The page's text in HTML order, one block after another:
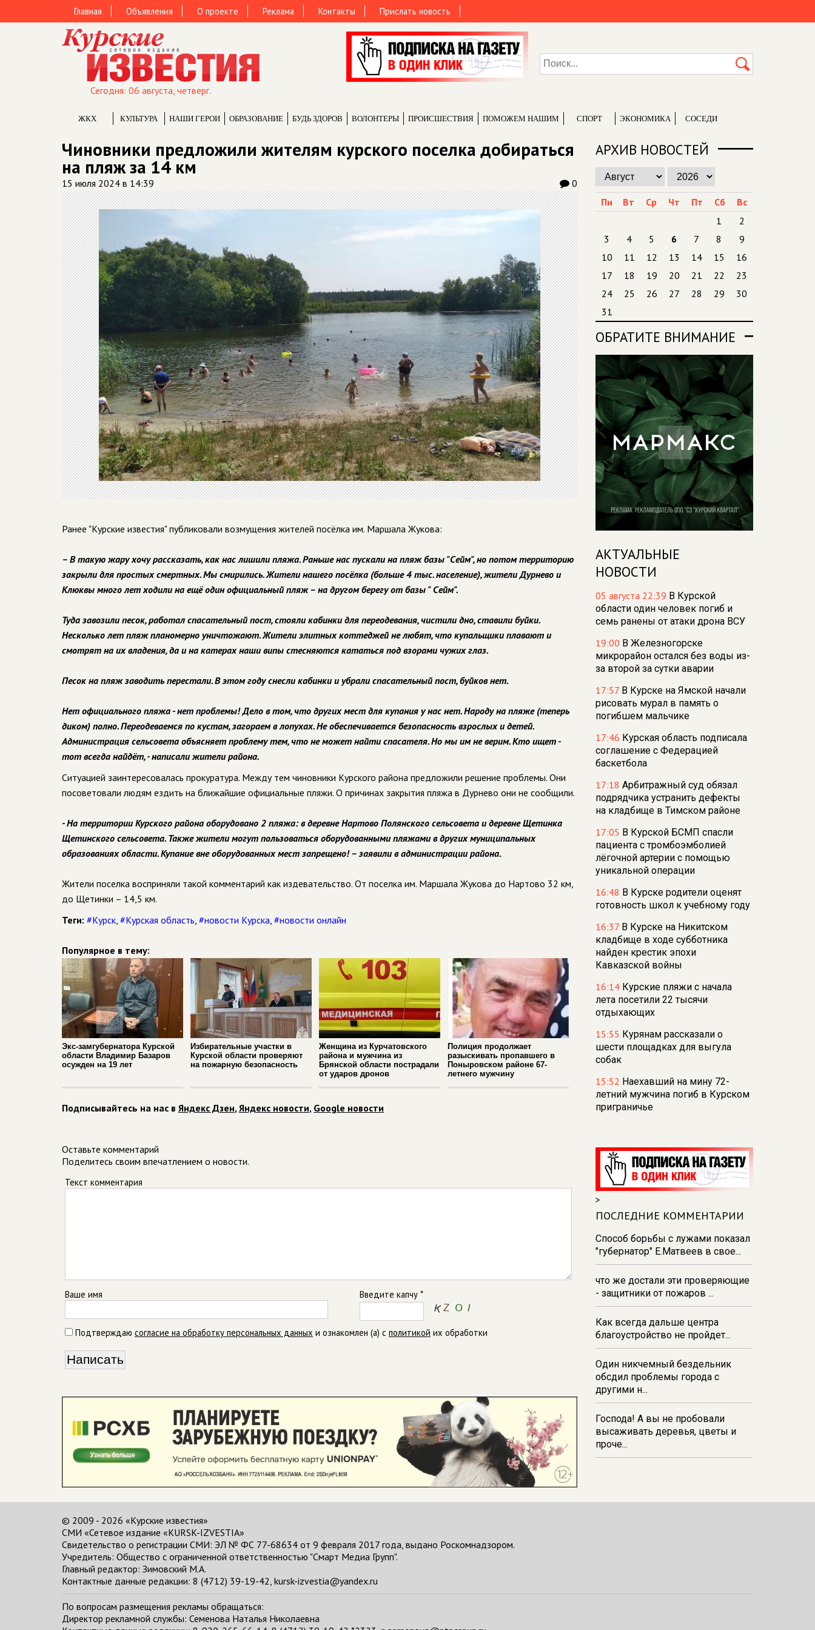
Главная Объявления О проекте Реклама Контакты Прислать новость
Сегодня: 06 августа, четверг.
ЖКХ КУЛЬТУРА НАШИ ГЕРОИ ОБРАЗОВАНИЕ БУДЬ ЗДОРОВ ВОЛОНТЕРЫ ПРОИCШЕСТВИЯ ПОМОЖЕМ НАШИМ СПОРТ ЭКОНОМИКА СОСЕДИ
Чиновники предложили жителям курского поселка добираться
на пляж за 14 км
15 июля 2024 в 14:39 0
Ранее "Курские известия" публиковали возмущения жителей посёлка им. Маршала Жукова:
– В такую жару хочу рассказать, как нас лишили пляжа. Раньше нас пускали на пляж базы "Сейм", но потом территорию
закрыли для простых смертных. Мы смирились. Жители нашего посёлка (больше 4 тыс. население), жители Дурнево и
Клюквы много лет ходили на ещё один официальный пляж – на другом берегу от базы " Сейм".
Туда завозили песок, работал спасательный пост, стояли кабинки для переодевания, чистили дно, ставили буйки.
Несколько лет пляж планомерно уничтожают. Жители элитных коттеджей не любят, что купальщики плавают и
смотрят на их владения, да и на катерах наши випы стесняются кататься под взорами чужих глаз.
Песок на пляж заводить перестали. В этом году снесли кабинки и убрали спасательный пост, буйков нет.
Нет официального пляжа - нет проблемы! Дело в том, что других мест для купания у нас нет. Народу на пляже (теперь
диком) полно. Переодеваемся по кустам, загораем в лопухах. Не обеспечивается безопасность взрослых и детей.
Администрация сельсовета объясняет проблему тем, что не может найти спасателя. Но мы им не верим. Кто ищет -
тот всегда найдёт, - написали жители района.
Ситуацией заинтересовалась прокуратура. Между тем чиновники Курского района предложили решение проблемы. Они
посоветовали людям ездить на ближайшие официальные пляжи. О причинах закрытия пляжа в Дурнево они не сообщили.
- На территории Курского района оборудовано 2 пляжа: в деревне Нартово Полянского сельсовета и деревне Щетинка
Щетинского сельсовета. Также жители могут пользоваться оборудованными пляжами в других муниципальных
образованиях области. Купание вне оборудованных мест запрещено! – заявили в администрации района.
Жители поселка восприняли такой комментарий как издевательство. От поселка им. Маршала Жукова до Нартово 32 км,
до Щетинки – 14,5 км.
Теги: #Курск, #Курская область, #новости Курска, #новости онлайн
Популярное в тему:
Экс-замгубернатора Курской
области Владимир Базаров
осужден на 19 лет
Избирательные участки в
Курской области проверяют
на пожарную безопасность
Женщина из Курчатовского
района и мужчина из
Брянской области пострадали
от ударов дронов
Полиция продолжает
разыскивать пропавшего в
Поныровском районе 67-
летнего мужчину
Подписывайтесь на нас в Яндекс Дзен,Яндекс новости, Google новости
Оставьте комментарий
Поделитесь своим впечатлением о новости.
Текст комментария
Ваше имя Введите капчу *
Подтверждаю согласие на обработку персональных данных и ознакомлен (а) с политикой их обработки
АРХИВ НОВОСТЕЙ
Пн Вт Ср Чт Пт Сб
Вс
1
2
3
4 5 6 7 8
9
10
11 12 13 14 15
16
17
18 19 20 21 22
23
24
25 26 27 28 29
30
31
ОБРАТИТЕ ВНИМАНИЕ
АКТУАЛЬНЫЕ
НОВОСТИ
05 августа 22:39 В Курской
области один человек погиб и
семь ранены от атаки дрона ВСУ
19:00 В Железногорске
микрорайон остался без воды из-
за второй за сутки аварии
17:57 В Курске на Ямской начали
рисовать мурал в память о
погибшем мальчике
17:46 Курская область подписала
соглашение с Федерацией
баскетбола
17:18 Арбитражный суд обязал
подрядчика устранить дефекты
на кладбище в Тимском районе
17:05 В Курской БСМП спасли
пациента с тромбоэмболией
лёгочной артерии с помощью
уникальной операции
16:48 В Курске родители оценят
готовность школ к учебному году
16:37 В Курске на Никитском
кладбище в ходе субботника
найден крестик эпохи
Кавказской войны
16:14 Курские пляжи с начала
лета посетили 22 тысячи
отдыхающих
15:55 Курянам рассказали о
шести площадках для выгула
собак
15:52 Наехавший на мину 72-
летний мужчина погиб в Курском
приграничье
15:30Курский губернатор провел
ежемесячный прием граждан
15:19
устанавливают цветочную арку
«Курские сезоны»
15:01В Курской области от
укусов клещей пострадали 1534
>
ПОСЛЕДНИЕ КОММЕНТАРИИ
Способ борьбы с лужами показал
"губернатор" Е.Матвеев в свое...
что же достали эти проверяющие
- защитники от пожаров ...
Как всегда дальше центра
благоустройство не пройдет...
Один никчемный бездельник
обсдил проблемы города с
другими н...
Господа! А вы не пробовали
высаживать деревья, цветы и
проче...
© 2009 - 2026 «Курские известия»
СМИ «Сетевое издание «KURSK-IZVESTIA»
Свидетельство о регистрации СМИ: ЭЛ № ФС 77-68634 от 9 февраля 2017 года, выдано Роскомнадзором.
Учредитель: Общество с ограниченной ответственностью "Смарт Медиа Групп".
Главный редактор: Зимовский М.А.
Контактные данные редакции: 8 (4712) 39-19-42, kursk-izvestia@yandex.ru
По вопросам размещения рекламы обращаться:
Директор рекламной службы: Семенова Наталья Николаевна